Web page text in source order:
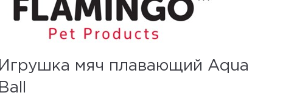
Игрушка мяч плавающий Aqua
Ball